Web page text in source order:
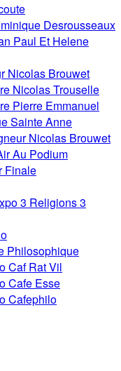
Desrousseaux
Paul Et Helene
Nicolas Brouwet
Nicolas Trouselle
Pierre Emmanuel
Sainte Anne
Nicolas Brouwet
Au Podium
Finale
3 Religions 3
Philosophique
Caf Rat Vil
Cafe Esse
Cafephilo